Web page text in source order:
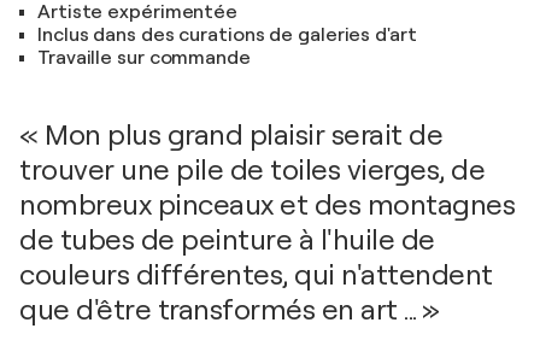
Artiste expérimentée
Inclus dans des curations de galeries d'art
Travaille sur commande
« Mon plus grand plaisir serait de
trouver une pile de toiles vierges, de
nombreux pinceaux et des montagnes
de tubes de peinture à l'huile de
couleurs différentes, qui n'attendent
que d'être transformés en art ... »